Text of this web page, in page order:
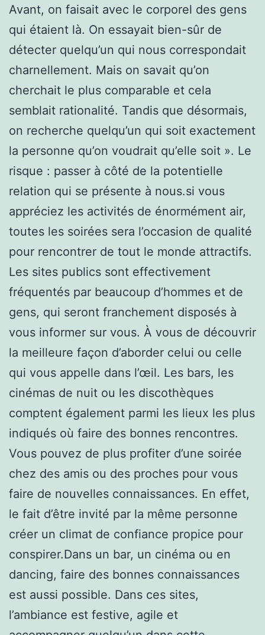
Avant, on faisait avec le corporel des gens
qui étaient là. On essayait bien-sûr de
détecter quelqu’un qui nous correspondait
charnellement. Mais on savait qu’on
cherchait le plus comparable et cela
semblait rationalité. Tandis que désormais,
on recherche quelqu’un qui soit exactement
la personne qu’on voudrait qu’elle soit ». Le
risque : passer à côté de la potentielle
relation qui se présente à nous.si vous
appréciez les activités de énormément air,
toutes les soirées sera l’occasion de qualité
pour rencontrer de tout le monde attractifs.
Les sites publics sont effectivement
fréquentés par beaucoup d’hommes et de
gens, qui seront franchement disposés à
vous informer sur vous. À vous de découvrir
la meilleure façon d’aborder celui ou celle
qui vous appelle dans l’œil. Les bars, les
cinémas de nuit ou les discothèques
comptent également parmi les lieux les plus
indiqués où faire des bonnes rencontres.
Vous pouvez de plus profiter d’une soirée
chez des amis ou des proches pour vous
faire de nouvelles connaissances. En effet,
le fait d’être invité par la même personne
créer un climat de confiance propice pour
conspirer.Dans un bar, un cinéma ou en
dancing, faire des bonnes connaissances
est aussi possible. Dans ces sites,
l’ambiance est festive, agile et